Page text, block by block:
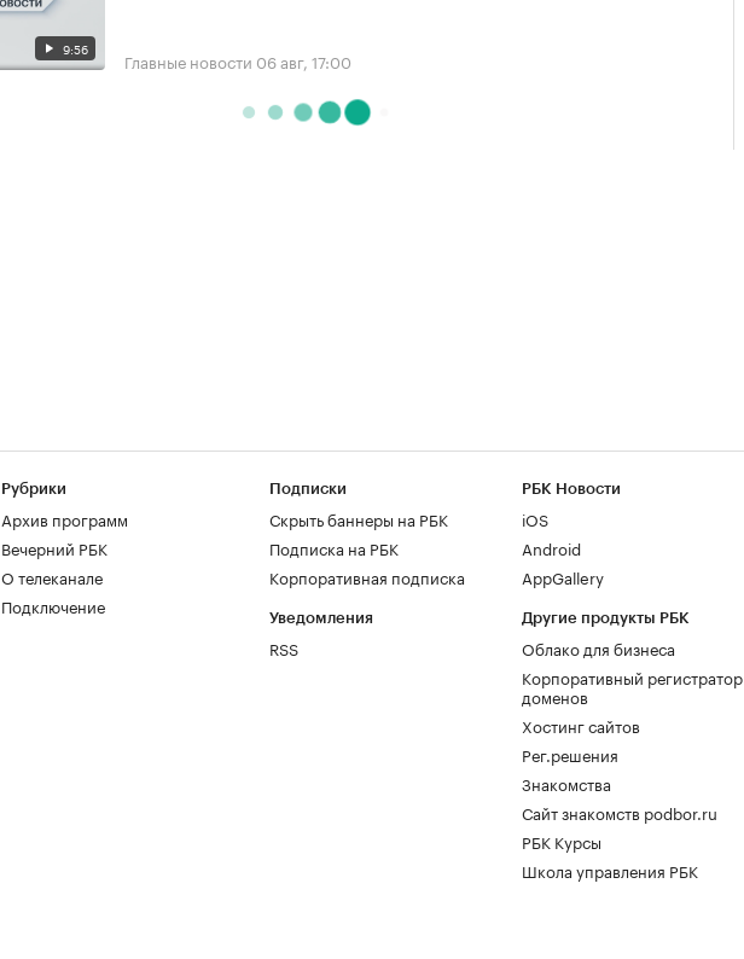
9:56 Главные новости 06 авг, 17:00
Рубрики
Архив программ
Вечерний РБК
О телеканале
Подключение
Подписки
Скрыть баннеры на РБК
Подписка на РБК
Корпоративная подписка
Уведомления
RSS
РБК Новости
iOS
Android
AppGallery
Другие продукты РБК
Облако для бизнеса
Корпоративный регистратор
доменов
Хостинг сайтов
Рег.решения
Знакомства
Сайт знакомств podbor.ru
РБК Курсы
Школа управления РБК